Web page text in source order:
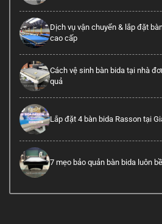
Dịch vụ vận chuyển & lắp đặt
cao cấp
Cách vệ sinh bàn bida tại nhà
quả
Lắp đặt 4 bàn bida Rasson tại
7 mẹo bảo quản bàn bida luôn